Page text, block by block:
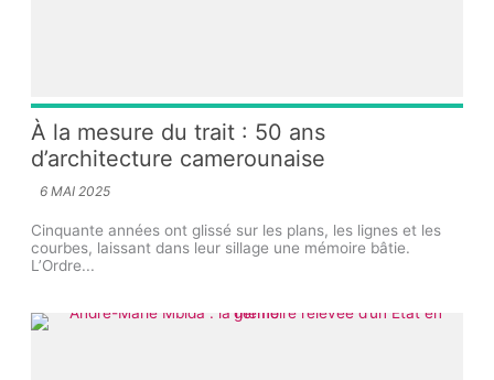
À la mesure du trait : 50 ans
d’architecture camerounaise
6 MAI 2025
Cinquante années ont glissé sur les plans, les lignes et les
courbes, laissant dans leur sillage une mémoire bâtie.
L’Ordre...